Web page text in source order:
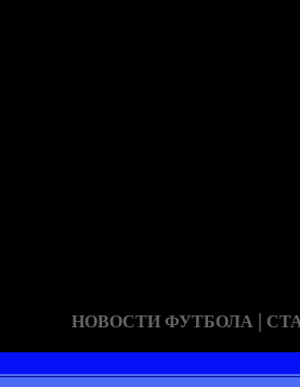
НОВОСТИ ФУТБОЛА |